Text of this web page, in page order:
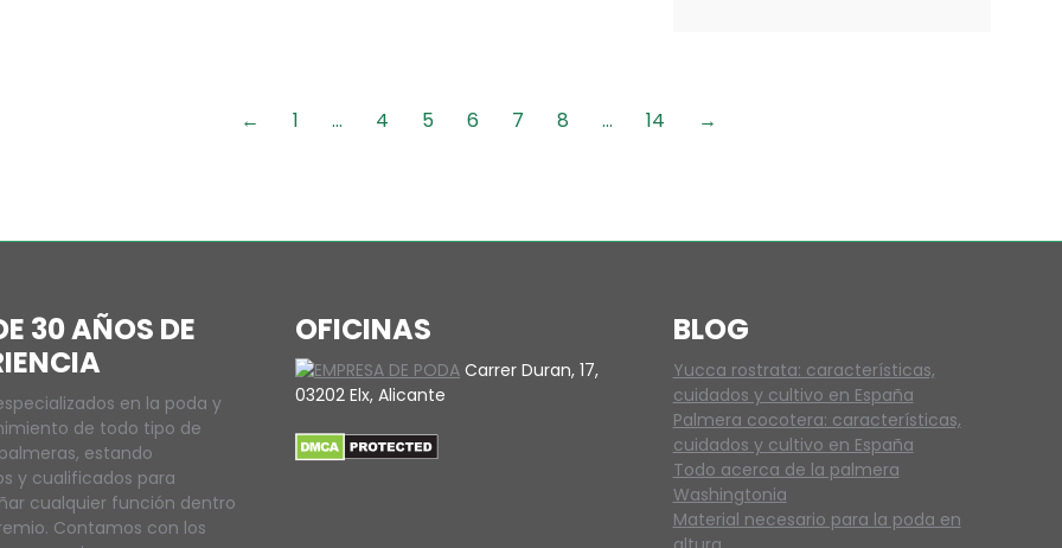
← 1 … 4 5 6 7 8 … 14 →
30 AÑOS DE
en la poda y
de todo tipo de
estando
y cualificados para
cualquier función dentro
Contamos con los
OFICINAS
Carrer Duran, 17,
03202 Elx, Alicante
BLOG
Yucca rostrata: características,
cuidados y cultivo en España
Palmera cocotera: características,
cuidados y cultivo en España
Todo acerca de la palmera
Washingtonia
Material necesario para la poda en